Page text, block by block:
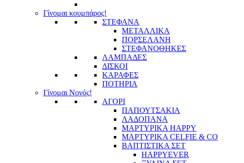
Γίνομαι κουμπάρος!
ΣΤΕΦΑΝΑ
ΜΕΤΑΛΛΙΚΑ
ΠΟΡΣΕΛΑΝΗ
ΣΤΕΦΑΝΟΘΗΚΕΣ
ΛΑΜΠΑΔΕΣ
ΔΙΣΚΟΙ
ΚΑΡΑΦΕΣ
ΠΟΤΗΡΙΑ
Γίνομαι Νονός!
ΑΓΟΡΙ
ΠΑΠΟΥΤΣΑΚΙΑ
ΛΑΔΟΠΑΝΑ
ΜΑΡΤΥΡΙΚΑ HAPPY
ΜΑΡΤΥΡΙΚΑ CELFIE & CO
ΒΑΠΤΙΣΤΙΚΑ ΣΕΤ
HAPPYEVER